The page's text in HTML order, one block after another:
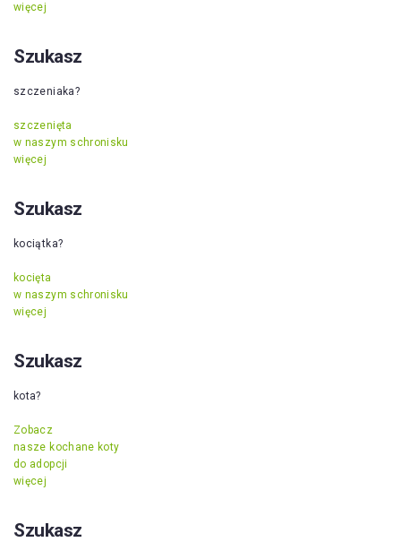
więcej
Szukasz
szczeniaka?
szczenięta
w naszym schronisku
więcej
Szukasz
kociątka?
kocięta
w naszym schronisku
więcej
Szukasz
kota?
Zobacz
nasze kochane koty
do adopcji
więcej
Szukasz